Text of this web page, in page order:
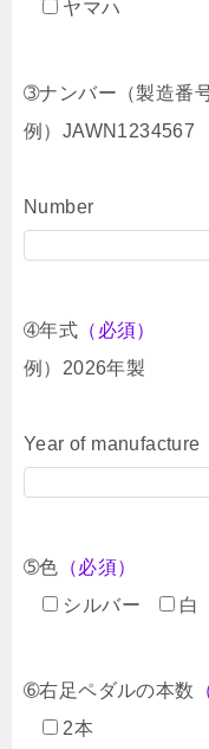
ヤマハ
➂ナンバー（製造番号
例）JAWN1234567
Number
➃年式 （必須）
例）2026年製
Year of manufacture
➄色 （必須）
シルバー
白
➅右足ペダルの本数
2本